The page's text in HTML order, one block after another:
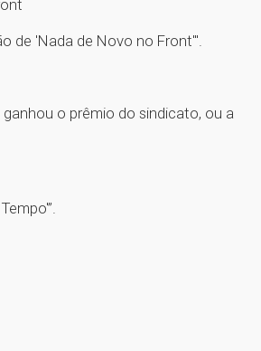
de 'Nada de Novo no Front'".
o prêmio do sindicato, ou a